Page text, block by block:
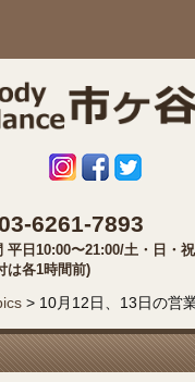
6261-7893
平日10:00〜21:00/土・日・
は各1時間前)
> 10月12日、13日の営